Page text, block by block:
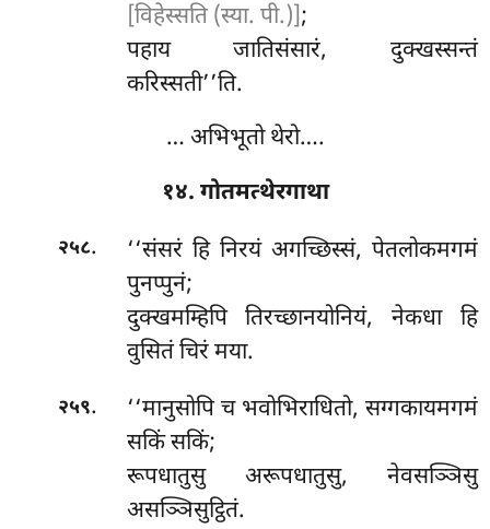
[विहेस्सति (स्या. पी.)] ;
पहाय जातिसंसारं, दुक्खस्सन्तं
करिस्सती’’ति.
… अभिभूतो थेरो….
१४. गोतमत्थेरगाथा
२५८. ‘‘संसरं हि निरयं अगच्छिस्सं, पेतलोकमगमं
पुनप्पुनं;
दुक्खमम्हिपि तिरच्छानयोनियं, नेकधा हि
वुसितं चिरं मया.
२५९.
‘‘मानुसोपि च भवोभिराधितो, सग्गकायमगमं
सकिं सकिं;
रूपधातुसु अरूपधातुसु, नेवसञ्ञिसु
असञ्ञिसुट्ठितं.